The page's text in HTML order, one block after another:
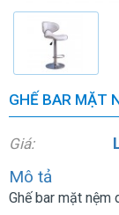
GHẾ BAR MẶT
Giá:
Mô tả
Ghế bar mặt nệm